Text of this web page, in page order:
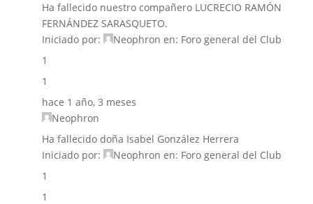
Ha fallecido nuestro compañero LUCRECIO RAMÓN
FERNÁNDEZ SARASQUETO.
Iniciado por:
Neophron en: Foro general del Club
1
1
hace 1 año, 3 meses
Neophron
Ha fallecido doña Isabel González Herrera
Iniciado por:
Neophron en: Foro general del Club
1
1